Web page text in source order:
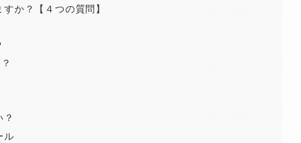
か？【４つの質問】
ル